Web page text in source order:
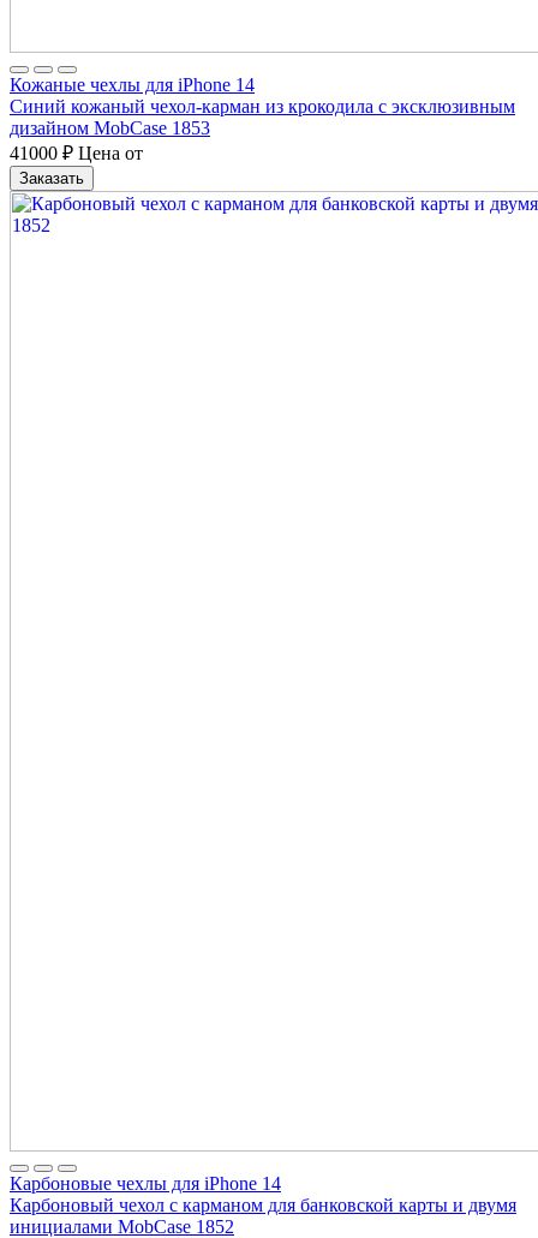
Кожаные чехлы для iPhone 14
Синий кожаный чехол-карман из крокодила с эксклюзивным
дизайном MobCase 1853
41000 ₽ Цена от
Заказать
Карбоновые чехлы для iPhone 14
Карбоновый чехол с карманом для банковской карты и двумя
инициалами MobCase 1852